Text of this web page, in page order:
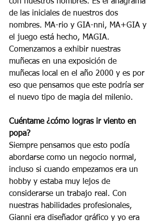
de las iniciales de nuestros dos
nombres. MA-rio y GIA-nni, MA+GIA y
el juego está hecho, MAGIA.
Comenzamos a exhibir nuestras
muñecas en una exposición de
muñecas local en el año 2000 y es por
eso que pensamos que este podría ser
el nuevo tipo de magia del milenio.
Cuéntame ¿cómo logras ir viento en
popa?
Siempre pensamos que esto podía
abordarse como un negocio normal,
incluso si cuando empezamos era un
hobby y estaba muy lejos de
considerarse un trabajo real. Con
nuestras habilidades profesionales,
Gianni era diseñador gráfico y yo era